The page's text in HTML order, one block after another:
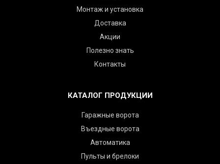
Монтаж и установка
Доставка
Акции
Полезно знать
Контакты
КАТАЛОГ ПРОДУКЦИИ
Гаражные ворота
Въездные ворота
Автоматика
Пульты и брелоки